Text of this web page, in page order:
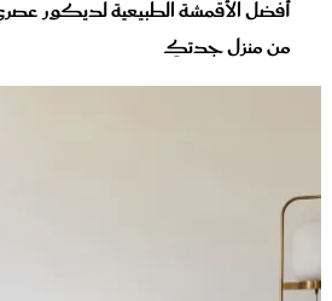
أفضل الأقمشة الطبيعية لديكور
من منزل جدتكِ